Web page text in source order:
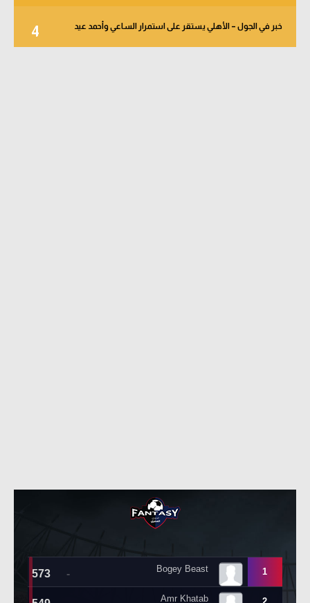
4 خبر في الجول – الأهلي يستقر على استمرار الساعي وأحمد عيد